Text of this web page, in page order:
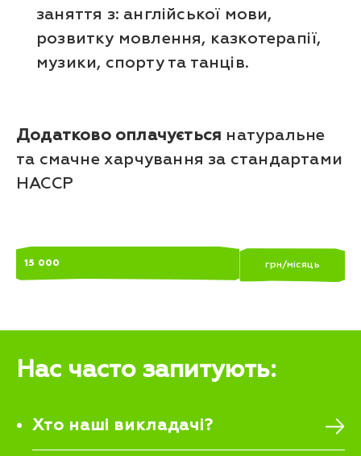
15 000 грн/місяць
заняття з: англійської мови,
розвитку мовлення, казкотерапії,
музики, спорту та танців.
Додатково оплачується натуральне
та смачне харчування за стандартами
НАССР
Нас часто запитують:
Хто наші викладачі?